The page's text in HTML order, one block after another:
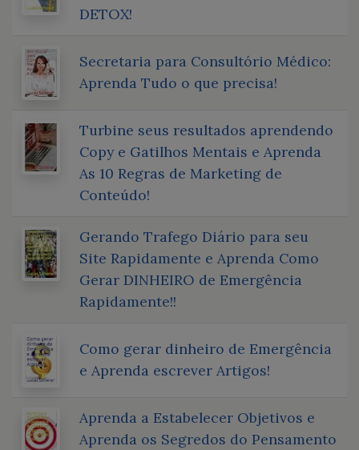
DETOX!
Secretaria para Consultório Médico:
Aprenda Tudo o que precisa!
Turbine seus resultados aprendendo
Copy e Gatilhos Mentais e Aprenda
As 10 Regras de Marketing de
Conteúdo!
Gerando Trafego Diário para seu
Site Rapidamente e Aprenda Como
Gerar DINHEIRO de Emergência
Rapidamente!!
Como gerar dinheiro de Emergência
e Aprenda escrever Artigos!
Aprenda a Estabelecer Objetivos e
Aprenda os Segredos do Pensamento